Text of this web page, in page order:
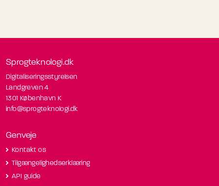
Sprogteknologi.dk
Digitaliseringsstyrelsen
Landgreven 4
1301 København K
info@sprogteknologi.dk
Genveje
Kontakt os
Tilgængelighedserklæring
API guide